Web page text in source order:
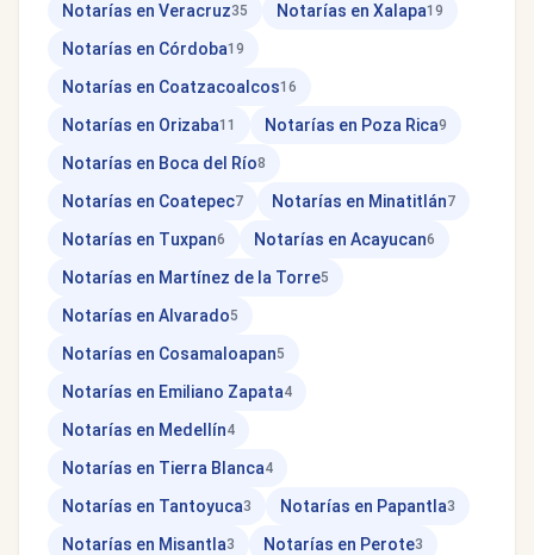
Notarías en Veracruz35 Notarías en Xalapa19
Notarías en Córdoba19
Notarías en Coatzacoalcos16
Notarías en Orizaba11 Notarías en Poza Rica9
Notarías en Boca del Río8
Notarías en Coatepec7 Notarías en Minatitlán7
Notarías en Tuxpan6 Notarías en Acayucan6
Notarías en Martínez de la Torre5
Notarías en Alvarado5
Notarías en Cosamaloapan5
Notarías en Emiliano Zapata4
Notarías en Medellín4
Notarías en Tierra Blanca4
Notarías en Tantoyuca3 Notarías en Papantla3
Notarías en Misantla3 Notarías en Perote3